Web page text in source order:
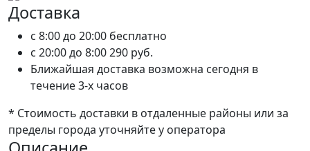
Доставка
c 8:00 до 20:00 бесплатно
c 20:00 до 8:00290 руб.
Ближайшая доставка возможна сегодня в
течение 3-х часов
* Стоимость доставки в отдаленные районы или за
пределы города уточняйте у оператора